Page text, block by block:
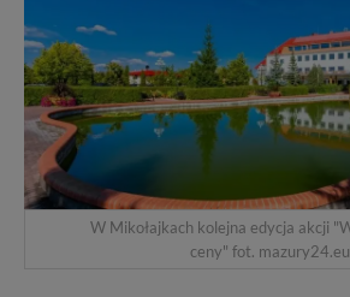
W Mikołajkach kolejna edycja akcji
ceny" fot. mazury24.eu